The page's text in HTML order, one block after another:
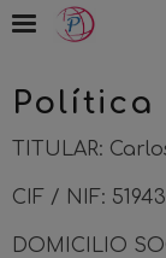
Política
TITULAR:
CIF / NIF:
DOMICILIO